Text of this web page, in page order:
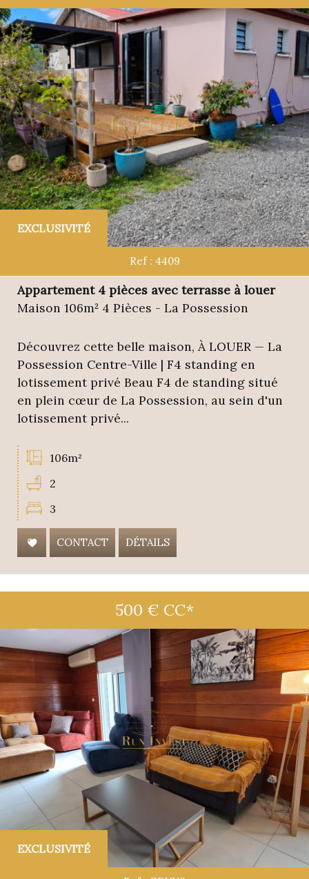
EXCLUSIVITÉ
Ref : 4409
Appartement 4 pièces avec terrasse à louer
Maison 106m² 4 Pièces - La Possession
Découvrez cette belle maison, À LOUER — La
Possession Centre-Ville | F4 standing en
lotissement privé Beau F4 de standing situé
en plein cœur de La Possession, au sein d'un
lotissement privé...
106m²
2
3
CONTACT DÉTAILS
EXCLUSIVITÉ
500 € CC*